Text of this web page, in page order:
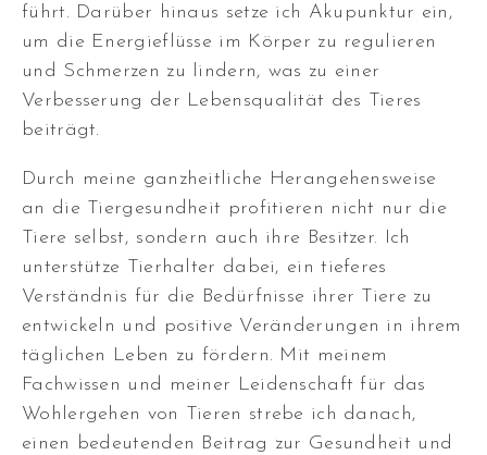
führt. Darüber hinaus setze ich Akupunktur ein,
um die Energieflüsse im Körper zu regulieren
und Schmerzen zu lindern, was zu einer
Verbesserung der Lebensqualität des Tieres
beiträgt.
Durch meine ganzheitliche Herangehensweise
an die Tiergesundheit profitieren nicht nur die
Tiere selbst, sondern auch ihre Besitzer. Ich
unterstütze Tierhalter dabei, ein tieferes
Verständnis für die Bedürfnisse ihrer Tiere zu
entwickeln und positive Veränderungen in ihrem
täglichen Leben zu fördern. Mit meinem
Fachwissen und meiner Leidenschaft für das
Wohlergehen von Tieren strebe ich danach,
einen bedeutenden Beitrag zur Gesundheit und